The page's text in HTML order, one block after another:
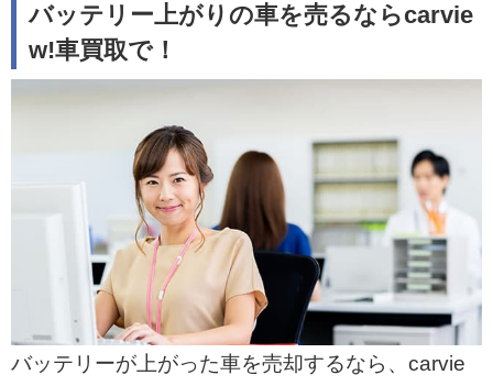
バッテリー上がりの車を売るならcarvie
w!車買取で！
バッテリーが上がった車を売却するなら、carvie